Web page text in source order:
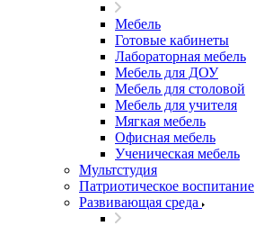
Мебель
Готовые кабинеты
Лабораторная мебель
Мебель для ДОУ
Мебель для столовой
Мебель для учителя
Мягкая мебель
Офисная мебель
Ученическая мебель
Мультстудия
Патриотическое воспитание
Развивающая среда